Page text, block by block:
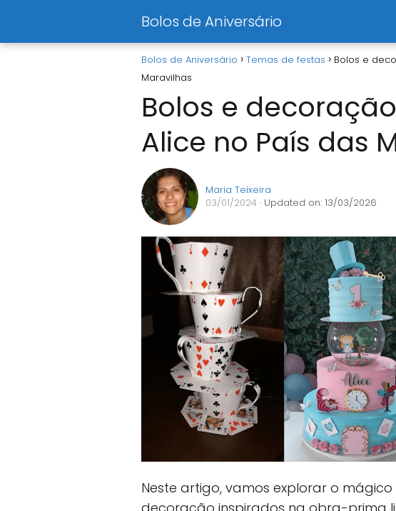
Bolos de Aniversário
Bolos de Aniversário Temas de festas
Bolos e
Maravilhas
Bolos e
Alice no País das
Maria Teixeira
03/01/2024 · Updated on: 13/03/2026
Neste artigo, vamos explorar o